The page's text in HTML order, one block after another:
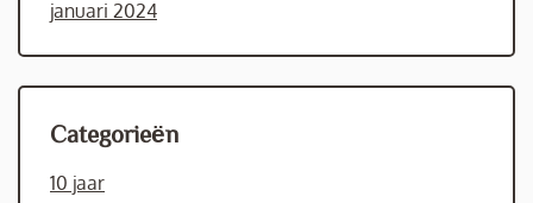
januari 2024
Categorieën
10 jaar